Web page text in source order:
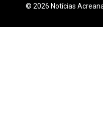
© 2026 Notícias